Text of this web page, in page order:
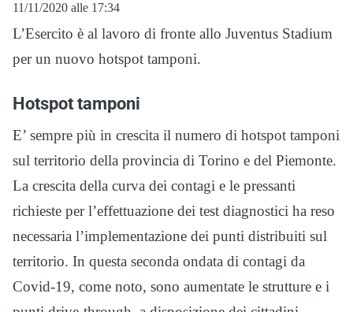
11/11/2020 alle 17:34
L’Esercito è al lavoro di fronte allo Juventus Stadium
per un nuovo hotspot tamponi.
Hotspot tamponi
E’ sempre più in crescita il numero di hotspot tamponi
sul territorio della provincia di Torino e del Piemonte.
La crescita della curva dei contagi e le pressanti
richieste per l’effettuazione dei test diagnostici ha reso
necessaria l’implementazione dei punti distribuiti sul
territorio. In questa seconda ondata di contagi da
Covid-19, come noto, sono aumentate le strutture e i